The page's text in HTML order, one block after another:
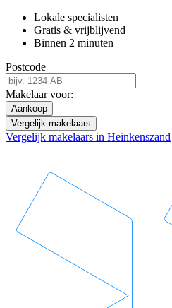
Lokale specialisten
Gratis & vrijblijvend
Binnen 2 minuten
Postcode
Makelaar voor:
Aankoop
Vergelijk makelaars
Vergelijk makelaars in Heinkenszand